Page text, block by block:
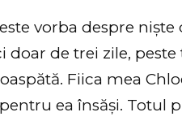
vorba despre
doar de trei zile,
Fiica mea
ea însăși. Totul